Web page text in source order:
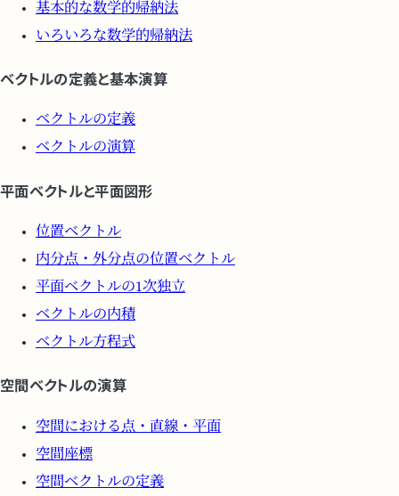
基本的な数学的帰納法
いろいろな数学的帰納法
ベクトルの定義と基本演算
ベクトルの定義
ベクトルの演算
平面ベクトルと平面図形
位置ベクトル
内分点・外分点の位置ベクトル
平面ベクトルの1次独立
ベクトルの内積
ベクトル方程式
空間ベクトルの演算
空間における点・直線・平面
空間座標
空間ベクトルの定義